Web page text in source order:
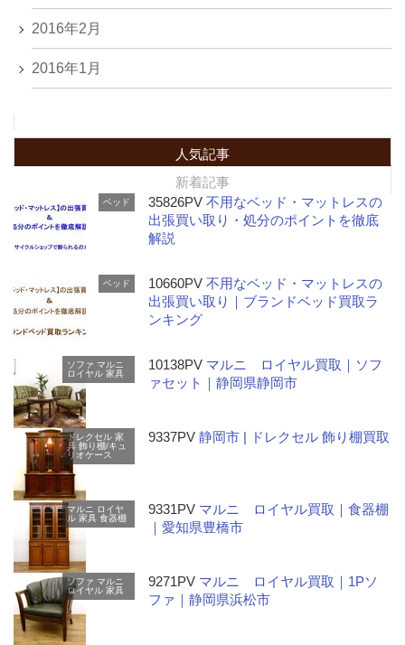
2016年2月
2016年1月
人気記事
新着記事
ベッド 35826PV不用なベッド・マットレスの
出張買い取り・処分のポイントを徹底
解説
ベッド 10660PV不用なベッド・マットレスの
出張買い取り｜ブランドベッド買取ラ
ンキング
ソファ マルニ
ロイヤル 家具
10138PV マルニ ロイヤル買取｜ソフ
ァセット｜静岡県静岡市
ドレクセル 家
具 飾り棚/キュ
リオケース
9337PV静岡市 | ドレクセル 飾り棚買取
マルニ ロイヤ
ル 家具 食器棚
9331PV マルニ ロイヤル買取｜食器棚
｜愛知県豊橋市
ソファ マルニ
ロイヤル 家具
9271PV マルニ ロイヤル買取｜1Pソ
ファ｜静岡県浜松市